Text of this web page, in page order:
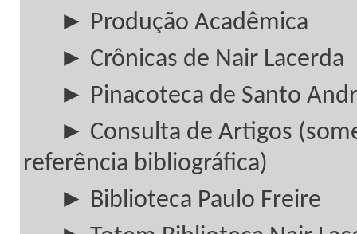
► Produção Acadêmica
► Crônicas de Nair Lacerda
► Pinacoteca de Santo
► Consulta de Artigos
referência bibliográfica)
► Biblioteca Paulo Freire